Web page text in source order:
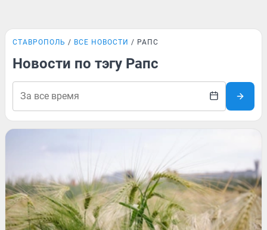
СТАВРОПОЛЬ ВСЕ НОВОСТИ РАПС
Новости по тэгу Рапс